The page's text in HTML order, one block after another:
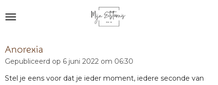
direct
hoofdinhoud
Anorexia
Gepubliceerd op 6 juni 2022 om 06:30
Stel je eens voor dat je ieder moment, iedere seconde van